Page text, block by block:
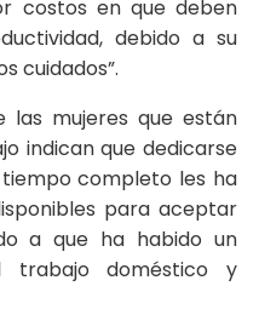
costos en que deben
debido a su
cuidados”.
las mujeres que están
indican que dedicarse
completo les ha
para aceptar
a que ha habido un
trabajo doméstico y